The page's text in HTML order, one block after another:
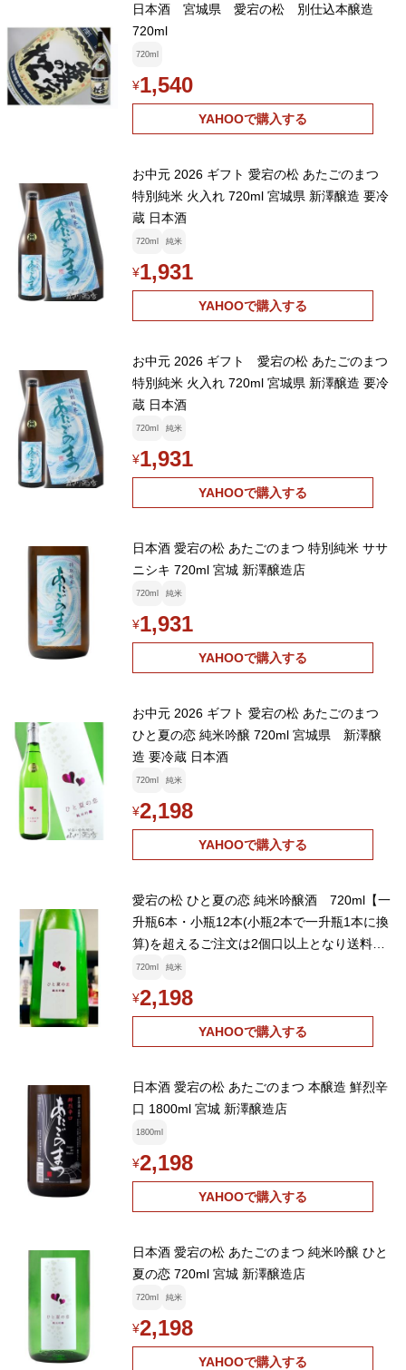
日本酒 宮城県 愛宕の松 別仕込本醸造
720ml
720ml
¥1,540
YAHOOで購入する
お中元 2026 ギフト 愛宕の松 あたごのまつ
特別純米 火入れ 720ml 宮城県 新澤醸造 要冷
蔵 日本酒
720ml 純米
¥1,931
YAHOOで購入する
お中元 2026 ギフト 愛宕の松 あたごのまつ
特別純米 火入れ 720ml 宮城県 新澤醸造 要冷
蔵 日本酒
720ml 純米
¥1,931
YAHOOで購入する
日本酒 愛宕の松 あたごのまつ 特別純米 ササ
ニシキ 720ml 宮城 新澤醸造店
720ml 純米
¥1,931
YAHOOで購入する
お中元 2026 ギフト 愛宕の松 あたごのまつ
ひと夏の恋 純米吟醸 720ml 宮城県 新澤醸
造 要冷蔵 日本酒
720ml 純米
¥2,198
YAHOOで購入する
愛宕の松 ひと夏の恋 純米吟醸酒 720ml【一
升瓶6本・小瓶12本(小瓶2本で一升瓶1本に換
算)を超えるご注文は2個口以上となり送料別
途追加】
720ml 純米
¥2,198
YAHOOで購入する
日本酒 愛宕の松 あたごのまつ 本醸造 鮮烈辛
口 1800ml 宮城 新澤醸造店
1800ml
¥2,198
YAHOOで購入する
日本酒 愛宕の松 あたごのまつ 純米吟醸 ひと
夏の恋 720ml 宮城 新澤醸造店
720ml 純米
¥2,198
YAHOOで購入する